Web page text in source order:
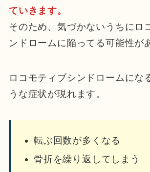
ていきます。
そのため、気づかないうちにロ
ンドロームに陥ってる可能性が
ロコモティブシンドロームにな
うな症状が現れます。
転ぶ回数が多くなる
骨折を繰り返してしまう